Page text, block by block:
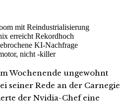
mit Reindustrialisierung
erreicht Rekordhoch
KI-Nachfrage
nicht -killer
Wochenende ungewohnt
seiner Rede an der Carnegie
der Nvidia-Chef eine